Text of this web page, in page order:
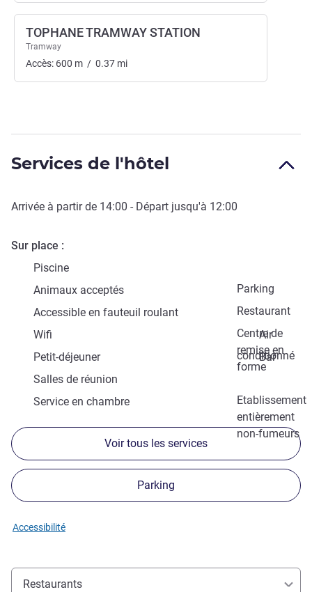
TOPHANE TRAMWAY STATION
Tramway
Accès: 600 m / 0.37 mi
Services de l'hôtel
Arrivée à partir de 14:00 - Départ jusqu'à 12:00
Sur place
Piscine
Parking
Animaux acceptés
Restaurant
Accessible en fauteuil roulant
Centre de
remise en
forme
Wifi
Air
conditionné
Petit-déjeuner
Bar
Salles de réunion
Etablissement
entièrement
non-fumeurs
Service en chambre
Voir tous les services
Parking
Accessibilité
Restaurants